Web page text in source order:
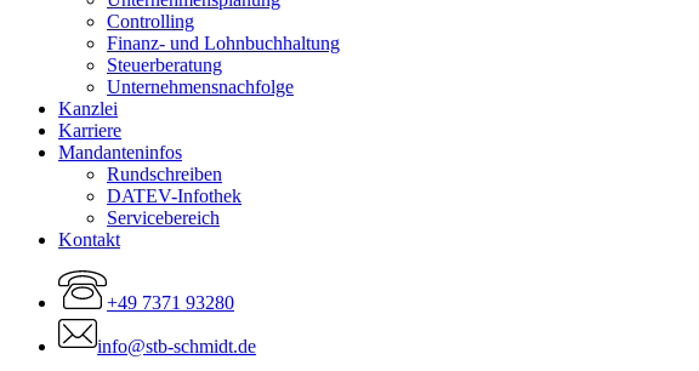
Controlling
Finanz- und Lohnbuchhaltung
Steuerberatung
Unternehmensnachfolge
Kanzlei
Karriere
Mandanteninfos
Rundschreiben
DATEV-Infothek
Servicebereich
Kontakt
+49 7371 93280
info@stb-schmidt.de